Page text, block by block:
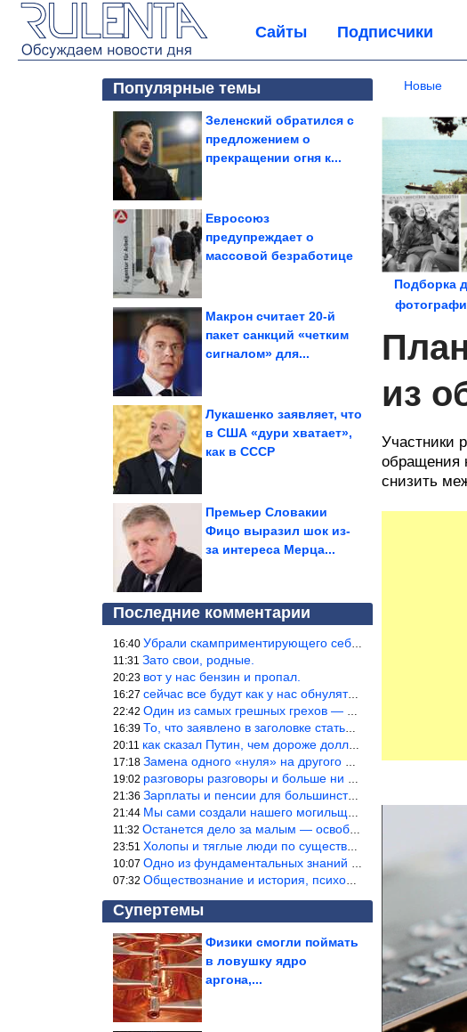
Сайты Подписчики
Популярные темы
Зеленский обратился с
предложением о
прекращении огня к...
Евросоюз
предупреждает о
массовой безработице
Макрон считает 20-й
пакет санкций «четким
сигналом» для...
Лукашенко заявляет, что
в США «дури хватает»,
как в СССР
Премьер Словакии
Фицо выразил шок из-
за интереса Мерца...
Последние комментарии
16:40 Убрали скамприментирующего себя марианетку, кто будет следующим…
11:31 Зато свои, родные.
20:23 вот у нас бензин и пропал.
16:27 сейчас все будут как у нас обнуляться.
22:42 Один из самых грешных грехов — считать себя непогрешимым.
16:39 То, что заявлено в заголовке статьи противоречит утверждению &qu
20:11 как сказал Путин, чем дороже доллар тем дороже нефть продадим.
17:18 Замена одного «нуля» на другого «нуля» в рамках одной и той же с
19:02 разговоры разговоры и больше ни чего 9я часть балабола.
21:36 Зарплаты и пенсии для большинства населения в регионах нищенские
21:44 Мы сами создали нашего могильщика, это ИИ. Он нас и похоронит. М
11:32 Останется дело за малым — освободить планету Земля от глупого ви
23:51 Холопы и тяглые люди по существу одно и тоже. Буржуи и холопы сн
10:07 Одно из фундаментальных знаний правды — знание оптимума производ
07:32 Обществознание и история, психология, этика и т.д. относятся к н
Супертемы
Люди, которые
пушистыми любимцами
и...
Физики смогли поймать
в ловушку ядро
аргона,...
Новые
Подборка
из
Участники
обращения
снизить